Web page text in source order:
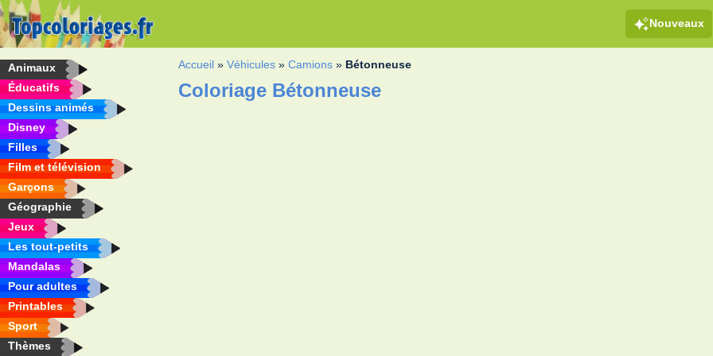
Nouveaux
Animaux
Éducatifs
Dessins animés
Disney
Filles
Film et télévision
Garçons
Géographie
Jeux
Les tout-petits
Mandalas
Pour adultes
Printables
Sport
Thèmes
Accueil »Véhicules »Camions » Bétonneuse
Coloriage Bétonneuse